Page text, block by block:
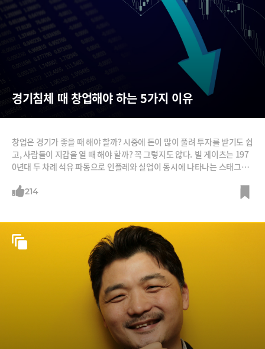
경기침체 때 창업해야 하는 5가지 이유
창업은 경기가 좋을 때 해야 할까? 시중에 돈이 많이 풀려 투자를 받기도 쉽
고, 사람들이 지갑을 열 때 해야 할까? 꼭 그렇지도 않다. 빌 게이츠는 197
0년대 두 차례 석유 파동으로 인플레와 실업이 동시에 나타나는 스태그플
초 세계 금융위기가 본격화할 때 창업됐다. 우버가 창업된 것도 이때다. 스
214